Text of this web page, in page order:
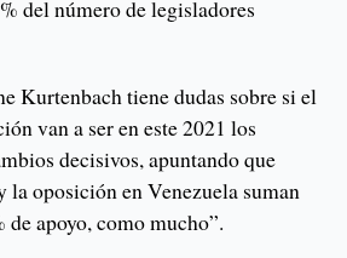
del número de legisladores
Kurtenbach tiene dudas sobre si el
van a ser en este 2021 los
decisivos, apuntando que
la oposición en Venezuela suman
apoyo, como mucho”.